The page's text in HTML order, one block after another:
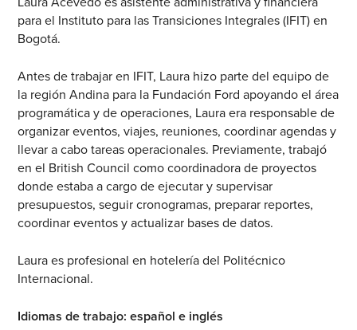
para el Instituto para las Transiciones Integrales (IFIT) en
Bogotá.
Antes de trabajar en IFIT, Laura hizo parte del equipo de
la región Andina para la Fundación Ford apoyando el área
programática y de operaciones, Laura era responsable de
organizar eventos, viajes, reuniones, coordinar agendas y
llevar a cabo tareas operacionales. Previamente, trabajó
en el British Council como coordinadora de proyectos
donde estaba a cargo de ejecutar y supervisar
presupuestos, seguir cronogramas, preparar reportes,
coordinar eventos y actualizar bases de datos.
Laura es profesional en hotelería del Politécnico
Internacional.
Idiomas de trabajo: español e inglés